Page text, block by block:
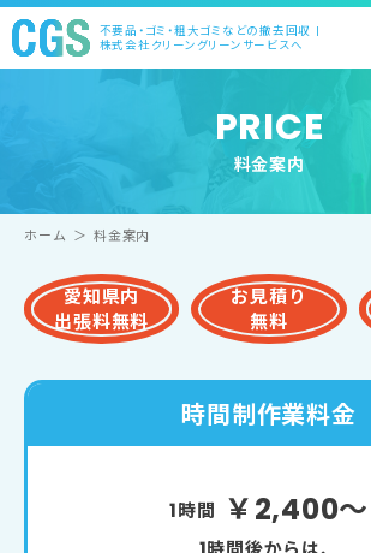
不要品・ゴミ・粗大ゴミなどの撤去回収 |
株式会社クリーングリーンサービスへ
PRICE
料金案内
ホーム ＞ 料金案内
愛知県内
出張料無料
お見積り
無料
時間制作業料金
1時間 ￥2,400～